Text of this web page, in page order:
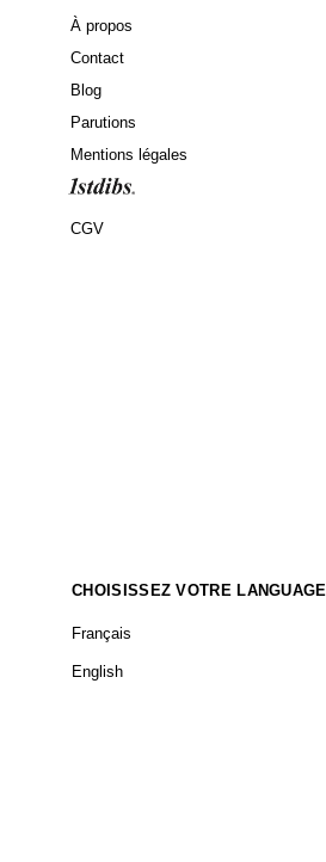
À propos
Contact
Blog
Parutions
Mentions légales
CGV
CHOISISSEZ VOTRE LANGUAGE
Français
English